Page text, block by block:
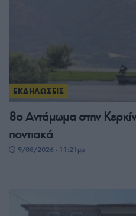
ΕΚΔΗΛΩΣΕΙΣ
8ο Αντάμωμα στην
ποντιακά
9/08/2026 - 11:21μμ